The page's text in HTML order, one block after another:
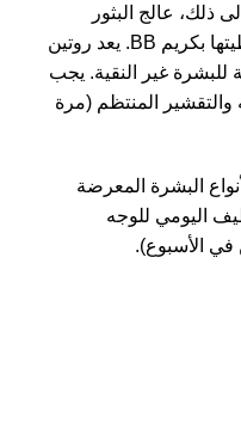
ذلك، عالج البثور
باستخدام Stop on Spot وقم بتغطيتها بكريم BB. يعد روتين
للبشرة غير النقية. يجب
المنتظم (مرة
البشرة المعرضة
اليومي للوجه
في الأسبوع).